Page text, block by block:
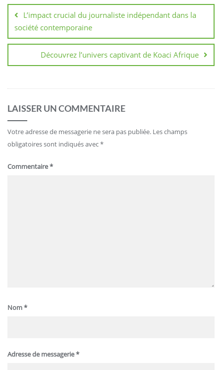
de
l’article
L’impact crucial du journaliste indépendant dans la
société contemporaine
Découvrez l’univers captivant de Koaci Afrique
LAISSER UN COMMENTAIRE
Votre adresse de messagerie ne sera pas publiée. Les champs
obligatoires sont indiqués avec*
Commentaire*
Nom*
Adresse de messagerie*